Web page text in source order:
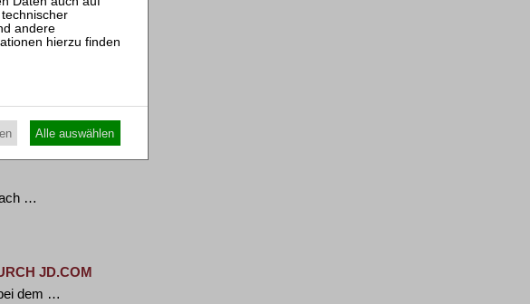
…
JD.COM
dem …
Alle auswählen